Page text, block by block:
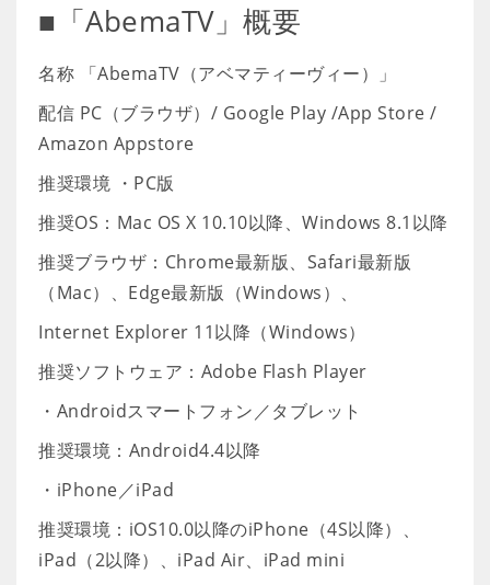
■「AbemaTV」概要
名称 「AbemaTV（アベマティーヴィー）」
配信 PC（ブラウザ）/ Google Play /App Store /
Amazon Appstore
推奨環境 ・PC版
推奨OS：Mac OS X 10.10以降、Windows 8.1以降
推奨ブラウザ：Chrome最新版、Safari最新版
（Mac）、Edge最新版（Windows）、
Internet Explorer 11以降（Windows）
推奨ソフトウェア：Adobe Flash Player
・Androidスマートフォン／タブレット
推奨環境：Android4.4以降
・iPhone／iPad
推奨環境：iOS10.0以降のiPhone（4S以降）、
iPad（2以降）、iPad Air、iPad mini